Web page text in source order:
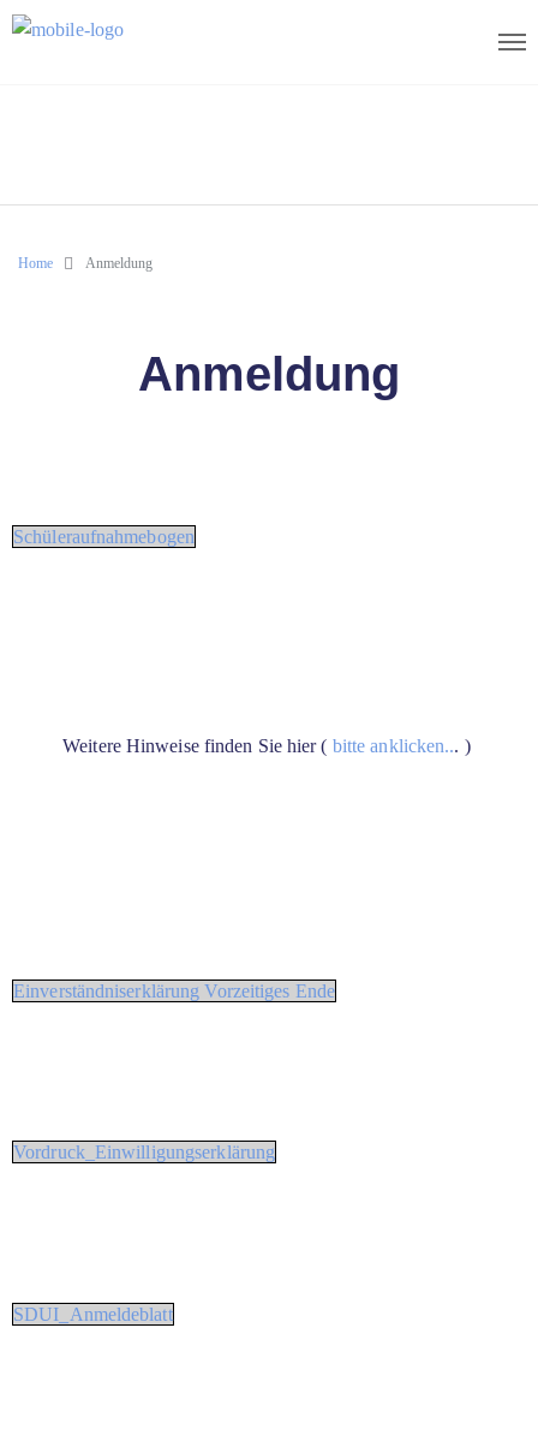
Home Anmeldung
Anmeldung
Schüleraufnahmebogen
Weitere Hinweise finden Sie hier ( bitte anklicken... )
Einverständniserklärung Vorzeitiges Ende
Vordruck_Einwilligungserklärung
SDUI_Anmeldeblatt